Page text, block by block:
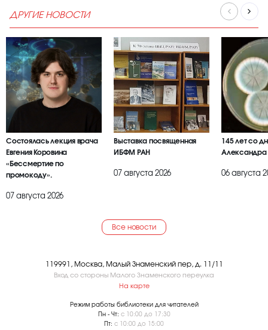
ДРУГИЕ НОВОСТИ
Состоялась лекция врача
Евгения Коровина
«Бессмертие по
промокоду».
07 августа 2026
Выставка посвященная
ИБФМ РАН
07 августа 2026
145 лет со
Александра
06 августа
Все новости
119991, Москва, Малый Знаменский пер, д. 11/11
Вход со стороны Малого Знаменского переулка
На карте
Режим работы библиотеки для читателей
Пн - Чт: с 10:00 до 17:30
Пт: с 10:00 до 15:00